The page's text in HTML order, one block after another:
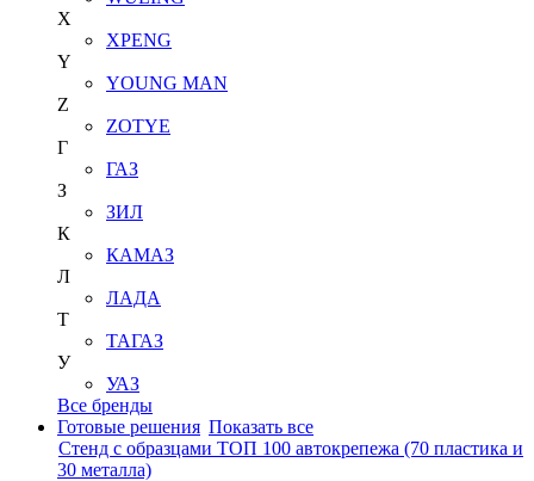
X
XPENG
Y
YOUNG MAN
Z
ZOTYE
Г
ГАЗ
З
ЗИЛ
К
КАМАЗ
Л
ЛАДА
Т
ТАГАЗ
У
УАЗ
Все бренды
Готовые решения Показать все
Стенд с образцами ТОП 100 автокрепежа (70 пластика и
30 металла)